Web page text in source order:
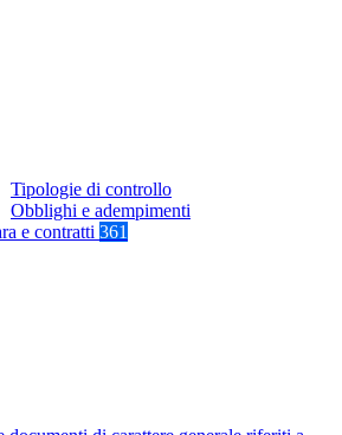
Tipologie di controllo
Obblighi e adempimenti
e contratti 361